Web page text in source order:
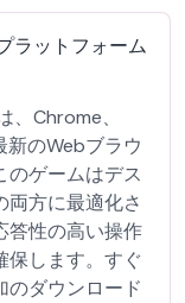
ラットフォーム
、Chrome、
新のWebブラウ
のゲームはデス
両方に最適化さ
答性の高い操作
保します。すぐ
のダウンロード